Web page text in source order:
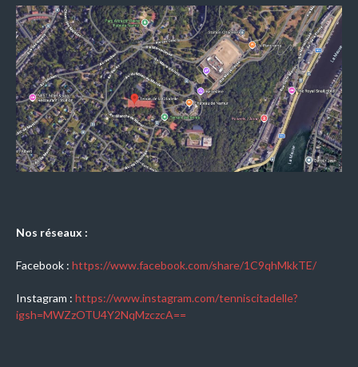
Nos réseaux :
Facebook : https://www.facebook.com/share/1C9qhMkkTE/
Instagram : https://www.instagram.com/tenniscitadelle?
igsh=MWZzOTU4Y2NqMzczcA==